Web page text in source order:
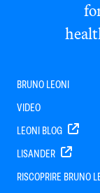
BRUNO LEONI
VIDEO
LEONI BLOG
LISANDER
RISCOPRIRE BRUNO